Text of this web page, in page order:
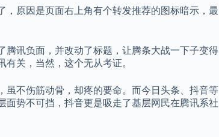
原因是页面右上角有个转发推荐的图标暗示，最
腾讯负面，并改动了标题，让腾条大战一下子变得
关，当然，这个无从考证。
不伤筋动骨，却疼的要命。而今日头条、抖音等
势不可挡，抖音更是吸走了基层网民在腾讯系社